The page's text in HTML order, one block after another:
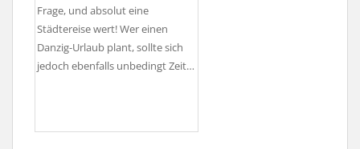
Frage, und absolut eine
Städtereise wert! Wer einen
Danzig-Urlaub plant, sollte sich
jedoch ebenfalls unbedingt Zeit…